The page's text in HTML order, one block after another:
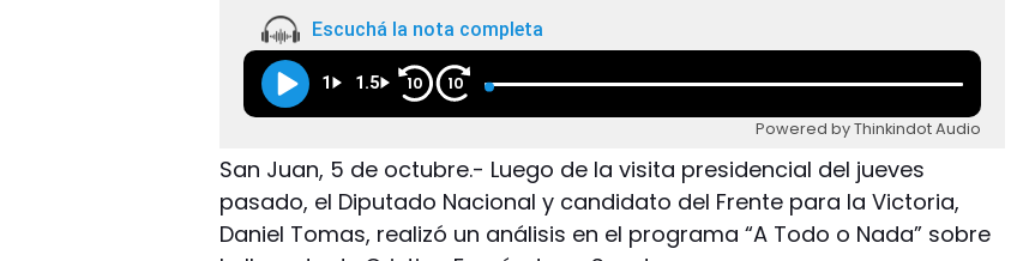
Escuchá la nota completa
1 1.5 10 10
Powered by Thinkindot Audio
San Juan, 5 de octubre.- Luego de la visita presidencial del jueves
pasado, el Diputado Nacional y candidato del Frente para la Victoria,
Daniel Tomas, realizó un análisis en el programa “A Todo o Nada” sobre